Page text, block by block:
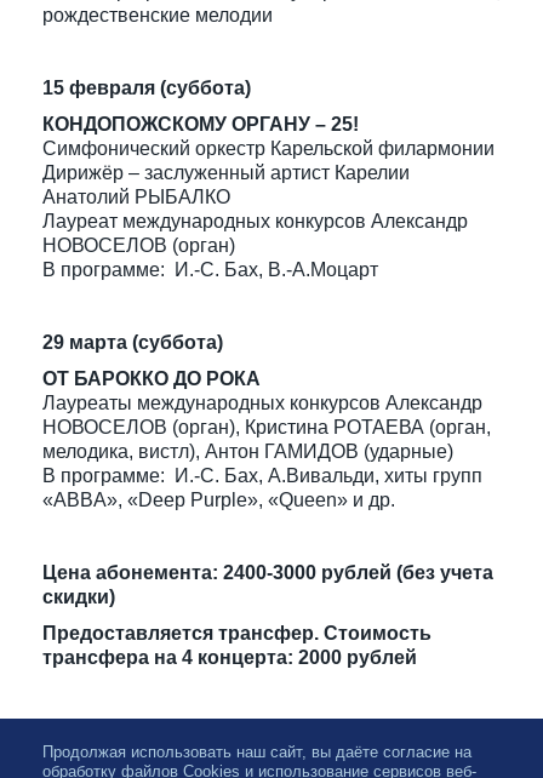
рождественские мелодии
15 февраля (суббота)
КОНДОПОЖСКОМУ ОРГАНУ – 25!
Симфонический оркестр Карельской филармонии
Дирижёр – заслуженный артист Карелии
Анатолий РЫБАЛКО
Лауреат международных конкурсов Александр
НОВОСЕЛОВ (орган)
В программе: И.-С. Бах, В.-А.Моцарт
29 марта (суббота)
ОТ БАРОККО ДО РОКА
Лауреаты международных конкурсов Александр
НОВОСЕЛОВ (орган), Кристина РОТАЕВА (орган,
мелодика, вистл), Антон ГАМИДОВ (ударные)
В программе: И.-С. Бах, А.Вивальди, хиты групп
«ABBA», «Deep Purple», «Queen» и др.
Цена абонемента: 2400-3000 рублей (без учета
скидки)
Предоставляется трансфер. Стоимость
трансфера на 4 концерта: 2000 рублей
Продолжая использовать наш сайт, вы даёте согласие на
обработку файлов Cookies и использование сервисов веб-